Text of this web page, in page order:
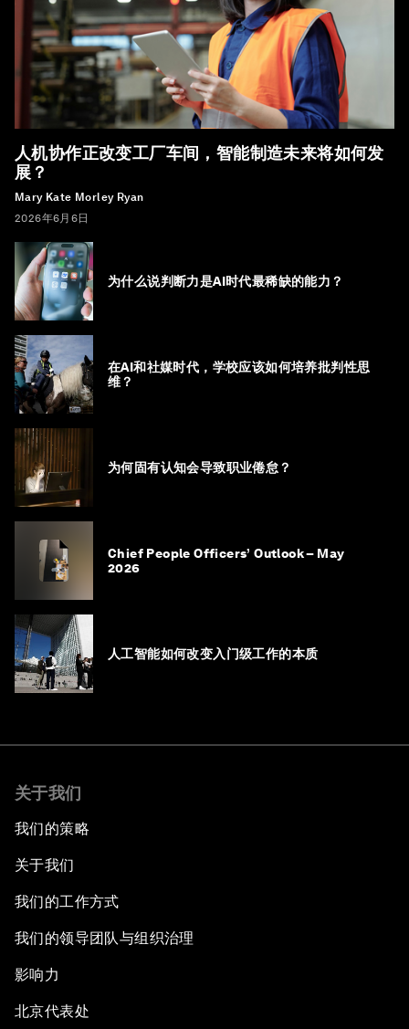
人机协作正改变工厂车间，智能制造未来将如何发
展？
Mary Kate Morley Ryan
2026年6月6日
为什么说判断力是AI时代最稀缺的能力？
在AI和社媒时代，学校应该如何培养批判性思
维？
为何固有认知会导致职业倦怠？
Chief People Officers’ Outlook – May
2026
人工智能如何改变入门级工作的本质
关于我们
我们的策略
关于我们
我们的工作方式
我们的领导团队与组织治理
影响力
北京代表处